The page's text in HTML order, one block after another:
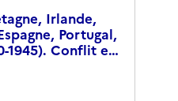
Irlande,
Portugal,
1945). Conflit e…